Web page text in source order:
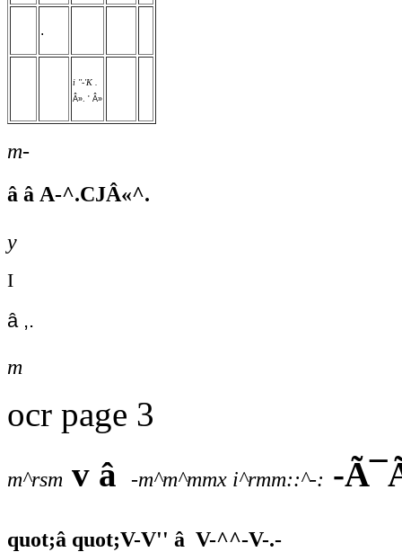
.
i ''-'K .
Â». ' Â»
m-
â â A-^.CJÂ«^.
y
I
â ,.
m
ocr page 3
m^rsm v â -m^m^mmx i^rmm::^-: -
quot;â quot;V-V'' â V-^^-V-.-